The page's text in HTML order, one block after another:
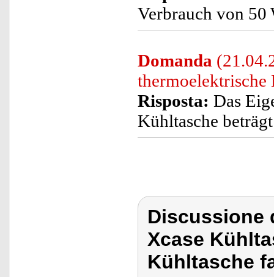
Verbrauch von 50
Domanda
thermoelektrische
Risposta: Das
Kühltasche
Discussione
Xcase
Kühltasche